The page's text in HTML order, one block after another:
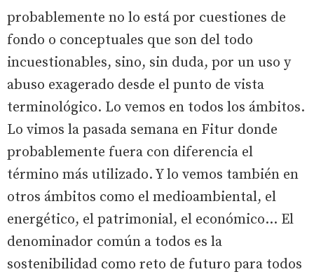
probablemente no lo está por cuestiones de
fondo o conceptuales que son del todo
incuestionables, sino, sin duda, por un uso y
abuso exagerado desde el punto de vista
terminológico. Lo vemos en todos los ámbitos.
Lo vimos la pasada semana en Fitur donde
probablemente fuera con diferencia el
término más utilizado. Y lo vemos también en
otros ámbitos como el medioambiental, el
energético, el patrimonial, el económico... El
denominador común a todos es la
sostenibilidad como reto de futuro para todos